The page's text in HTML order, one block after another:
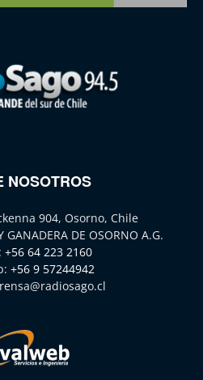
NOSOTROS
904, Osorno, Chile
GANADERA DE OSORNO A.G.
+56 64 223 2160
+56 9 57244942